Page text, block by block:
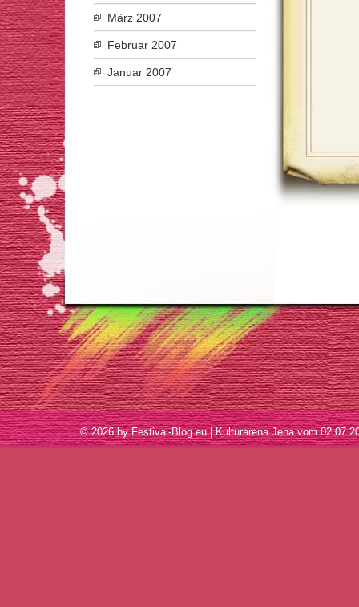
März 2007
Februar 2007
Januar 2007
© 2026 by Festival-Blog.eu | Kulturarena Jena vom